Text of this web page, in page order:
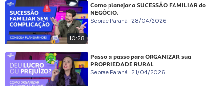
10:28
Como planejar a SUCESSÃO FAMILIAR do
NEGÓCIO.
Sebrae Paraná 28/04/2026
Passo a passo para ORGANIZAR sua
PROPRIEDADE RURAL
Sebrae Paraná 21/04/2026